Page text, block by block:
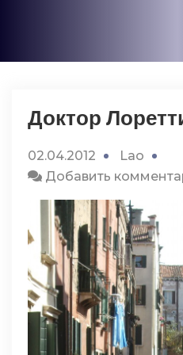
Доктор
02.04.2012
Lao
Добавить